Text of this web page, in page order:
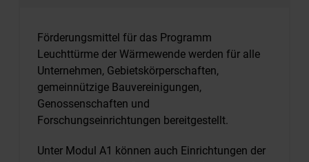
Förderungsmittel für das Programm
Leuchttürme der Wärmewende werden für alle
Unternehmen, Gebietskörperschaften,
gemeinnützige Bauvereinigungen,
Genossenschaften und
Forschungseinrichtungen bereitgestellt.
Unter Modul A1 können auch Einrichtungen der